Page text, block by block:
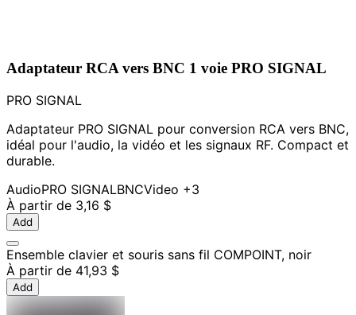
Adaptateur RCA vers BNC 1 voie PRO SIGNAL
PRO SIGNAL
Adaptateur PRO SIGNAL pour conversion RCA vers BNC,
idéal pour l'audio, la vidéo et les signaux RF. Compact et
durable.
AudioPRO SIGNALBNCVideo +3
À partir de 3,16 $
Add
Ensemble clavier et souris sans fil COMPOINT, noir
À partir de 41,93 $
Add